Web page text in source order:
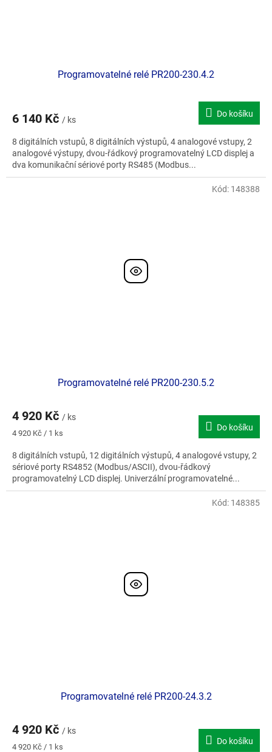
Programovatelné relé PR200-230.4.2
6 140 Kč / ks
Do košíku
8 digitálních vstupů, 8 digitálních výstupů, 4 analogové vstupy, 2
analogové výstupy, dvou-řádkový programovatelný LCD displej a
dva komunikační sériové porty RS485 (Modbus...
Programovatelné relé PR200-230.5.2
4 920 Kč / ks
Měrná
4 920 Kč / 1 ks
Do košíku
8 digitálních vstupů, 12 digitálních výstupů, 4 analogové vstupy, 2
sériové porty RS4852 (Modbus/ASCII), dvou-řádkový
programovatelný LCD displej. Univerzální programovatelné...
Kód: 148388
Programovatelné relé PR200-24.3.2
4 920 Kč / ks
Měrná
4 920 Kč / 1 ks
Do košíku
Kód: 148385